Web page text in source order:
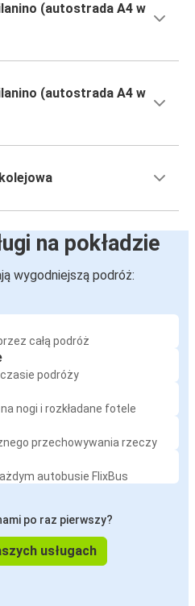
(autostrada A4 w
(autostrada A4 w
na pokładzie
wygodniejszą podróż:
całą podróż
podróży
nogi i rozkładane fotele
przechowywania rzeczy
autobusie FlixBus
po raz pierwszy?
usługach